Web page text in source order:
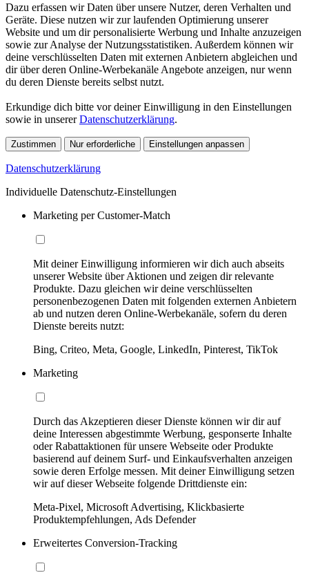
Dazu erfassen wir Daten über unsere Nutzer, deren Verhalten und
Geräte. Diese nutzen wir zur laufenden Optimierung unserer
Website und um dir personalisierte Werbung und Inhalte anzuzeigen
sowie zur Analyse der Nutzungsstatistiken. Außerdem können wir
deine verschlüsselten Daten mit externen Anbietern abgleichen und
dir über deren Online-Werbekanäle Angebote anzeigen, nur wenn
du deren Dienste bereits selbst nutzt.
Erkundige dich bitte vor deiner Einwilligung in den Einstellungen
sowie in unsererDatenschutzerklärung.
Zustimmen Nur erforderliche Einstellungen anpassen
Datenschutzerklärung
Individuelle Datenschutz-Einstellungen
Marketing per Customer-Match
Mit deiner Einwilligung informieren wir dich auch abseits
unserer Website über Aktionen und zeigen dir relevante
Produkte. Dazu gleichen wir deine verschlüsselten
personenbezogenen Daten mit folgenden externen Anbietern
ab und nutzen deren Online-Werbekanäle, sofern du deren
Dienste bereits nutzt:
Bing, Criteo, Meta, Google, LinkedIn, Pinterest, TikTok
Marketing
Durch das Akzeptieren dieser Dienste können wir dir auf
deine Interessen abgestimmte Werbung, gesponserte Inhalte
oder Rabattaktionen für unsere Webseite oder Produkte
basierend auf deinem Surf- und Einkaufsverhalten anzeigen
sowie deren Erfolge messen. Mit deiner Einwilligung setzen
wir auf dieser Webseite folgende Drittdienste ein:
Meta-Pixel, Microsoft Advertising, Klickbasierte
Produktempfehlungen, Ads Defender
Erweitertes Conversion-Tracking